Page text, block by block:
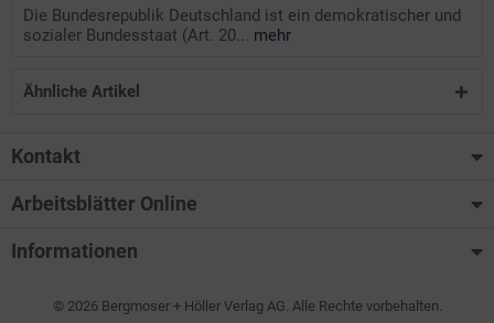
Die Bundesrepublik Deutschland ist ein demokratischer und
sozialer Bundesstaat (Art. 20... mehr
Ähnliche Artikel
Kontakt
Arbeitsblätter Online
Informationen
© 2026 Bergmoser + Höller Verlag AG. Alle Rechte vorbehalten.